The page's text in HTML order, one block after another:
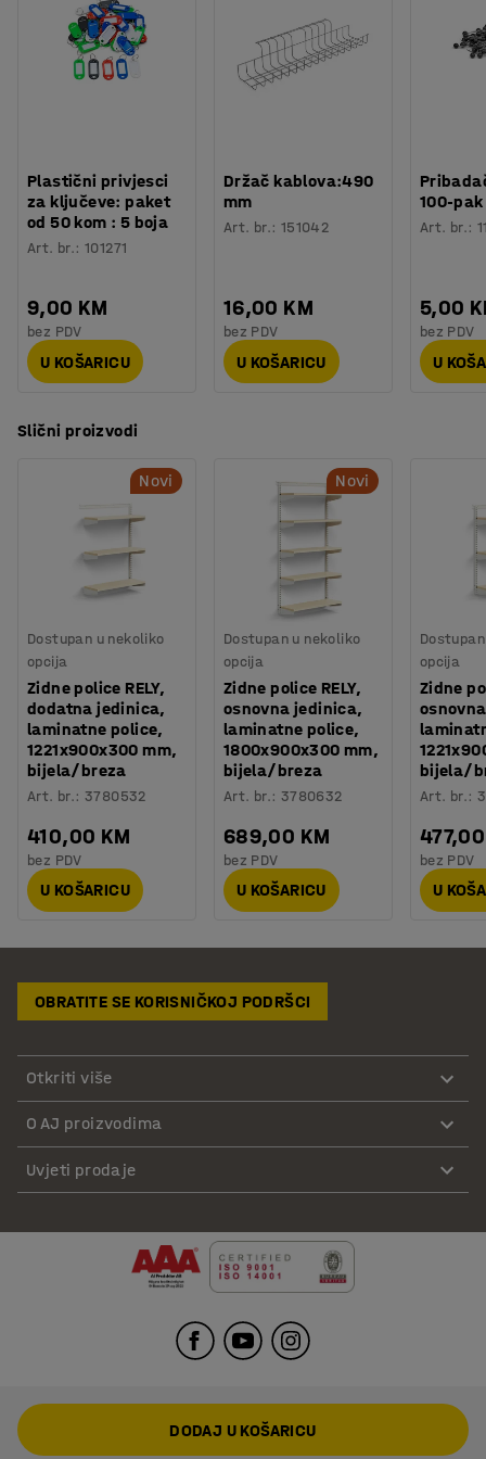
NAPOMENA: Prije dodavanja dodatne jedinice potrebna je
osnovna jedinica.
Boja polica: Breza
Materijal police:
Specifikacija materijala
Kronospan - 9420 BS
Boja stupa :
Nosivost police (ravnomjerno raspoređene): 55
Nosivost sekcija: 150
Težina: 28,85
Testirano: EN 16121:2023
Plastični privjesci
za ključeve: paket
od 50 kom : 5 boja
Art. br.:101271
9,00 KM
bez PDV
U KOŠARICU
Držač kablova:490
mm
Art. br.: 151042
16,00 KM
bez PDV
U KOŠARICU
100-pak
Art. br.:
5,00
bez PDV
U
Slični proizvodi
Novi
Dostupan u nekoliko
opcija
Zidne police RELY,
dodatna jedinica,
laminatne police,
1221x900x300 mm,
bijela/breza
Art. br.:3780532
410,00 KM
bez PDV
U KOŠARICU
Novi
Dostupan u nekoliko
opcija
Zidne police RELY,
osnovna jedinica,
laminatne police,
1800x900x300 mm,
bijela/breza
Art. br.: 3780632
689,00 KM
bez PDV
U KOŠARICU
opcija
Zidne
bijela/
Art. br.:
bez PDV
U
OBRATITE SE KORISNIČKOJ PODRŠCI
Otkriti više
O AJ proizvodima
Uvjeti prodaje
DODAJ U KOŠARICU